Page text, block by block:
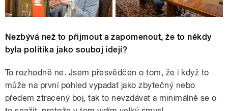
Nezbývá než to přijmout a zapomenout, že to někdy
byla politika jako souboj idejí?
To rozhodně ne. Jsem přesvědčen o tom, že i když to
může na první pohled vypadat jako zbytečný nebo
předem ztracený boj, tak to nevzdávat a minimálně se o